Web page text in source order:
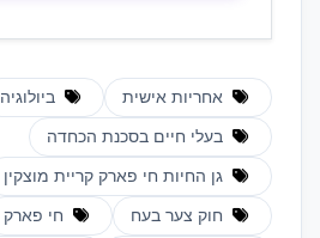
אחריות אישית ביולוגיה
בעלי חיים בסכנת הכחדה
גן החיות חי פארק קריית מוצקין
חוק צער בעח חי פארק